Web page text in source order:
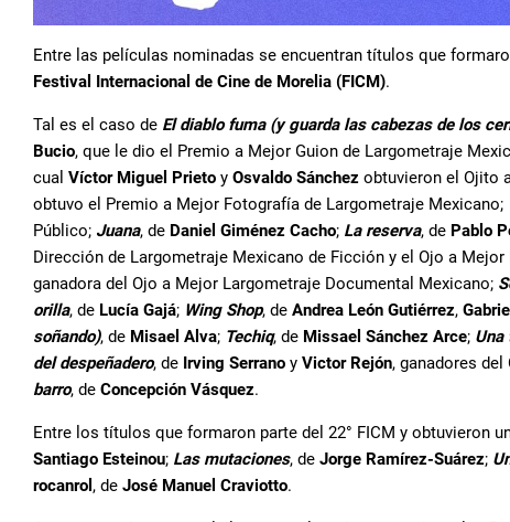
Entre las películas nominadas se encuentran títulos que
Festival Internacional de Cine de Morelia (FICM).
Tal es el caso de El diablo fuma (y guarda las cabezas de los
Bucio, que le dio el Premio a Mejor Guion de Largometraje
cual Víctor Miguel Prieto y Osvaldo Sánchez obtuvieron el Ojito
obtuvo el Premio a Mejor Fotografía de Largometraje Mexicano;
Público; Juana, de Daniel Giménez Cacho; La reserva, de Pablo
Dirección de Largometraje Mexicano de Ficción y el Ojo a
ganadora del Ojo a Mejor Largometraje Documental Mexicano;
orilla, de Lucía Gajá; Wing Shop, de Andrea León Gutiérrez,
soñando), de Misael Alva; Techiq, de Missael Sánchez Arce; Una
del despeñadero, de Irving Serrano y Victor Rejón, ganadores
barro, de Concepción Vásquez.
Entre los títulos que formaron parte del 22° FICM y obtuvieron
Santiago Esteinou; Las mutaciones, de Jorge Ramírez-Suárez;
rocanrol , de José Manuel Craviotto.